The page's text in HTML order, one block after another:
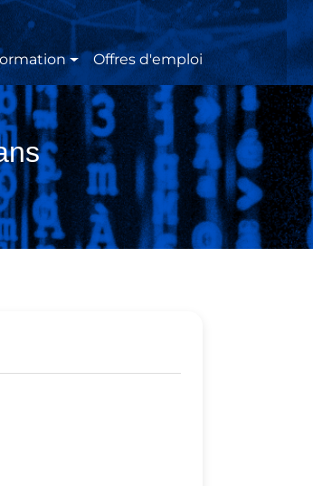
Offres d'emploi